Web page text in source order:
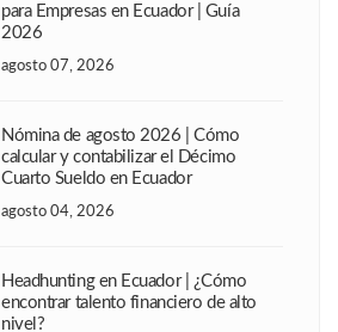
para Empresas en Ecuador | Guía
2026
agosto 07, 2026
Nómina de agosto 2026 | Cómo
calcular y contabilizar el Décimo
Cuarto Sueldo en Ecuador
agosto 04, 2026
Headhunting en Ecuador | ¿Cómo
encontrar talento financiero de alto
nivel?